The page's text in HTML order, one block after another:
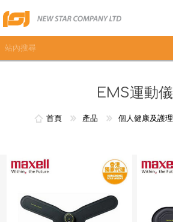
登入
EMS運動儀
首頁 產品 個人健康及護理